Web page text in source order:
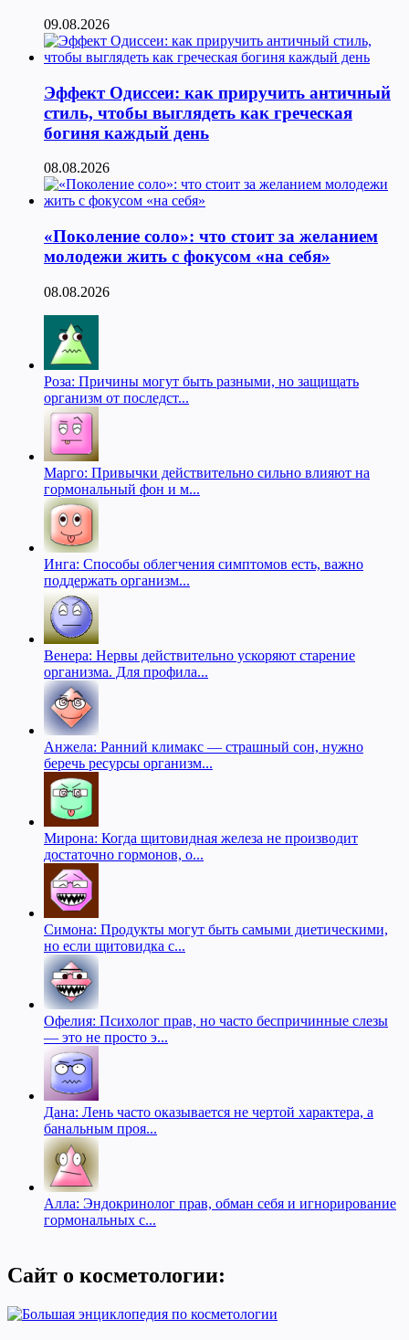
09.08.2026
Эффект Одиссеи: как приручить античный
стиль, чтобы выглядеть как греческая
богиня каждый день
08.08.2026
«Поколение соло»: что стоит за желанием
молодежи жить с фокусом «на себя»
08.08.2026
Роза: Причины могут быть разными, но защищать
организм от последст...
Марго: Привычки действительно сильно влияют на
гормональный фон и м...
Инга: Способы облегчения симптомов есть, важно
поддержать организм...
Венера: Нервы действительно ускоряют старение
организма. Для профила...
Анжела: Ранний климакс — страшный сон, нужно
беречь ресурсы организм...
Мирона: Когда щитовидная железа не производит
достаточно гормонов, о...
Симона: Продукты могут быть самыми диетическими,
но если щитовидка с...
Офелия: Психолог прав, но часто беспричинные слезы
— это не просто э...
Дана: Лень часто оказывается не чертой характера, а
банальным проя...
Алла: Эндокринолог прав, обман себя и игнорирование
гормональных с...
Сайт о косметологии: